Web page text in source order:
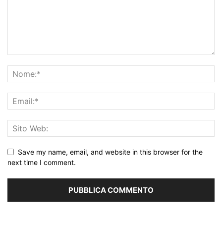
Save my name, email, and website in this browser for the
next time I comment.